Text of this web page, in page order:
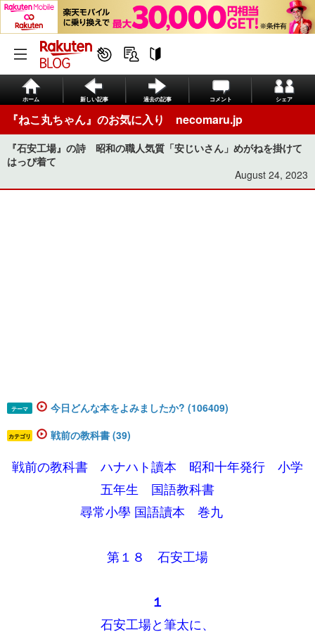
ホーム 新しい記事 過去の記事 コメント シェア
『ねこ丸ちゃん』のお気に入り necomaru.jp
『石安工場』の詩 昭和の職人気質「安じいさん」めがねを掛けて
はっぴ着て
August 24, 2023
テーマ 今日どんな本をよみましたか? (106409)
カテゴリ 戦前の教科書 (39)
戦前の教科書 ハナハト讀本 昭和十年発行 小学
五年生 国語教科書
尋常小學 国語讀本 巻九
第１８ 石安工場
１
石安工場と筆太に、